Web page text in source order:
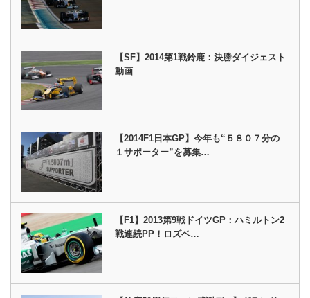
【SF】2014第1戦鈴鹿：決勝ダイジェスト
動画
【2014F1日本GP】今年も“５８０７分の
１サポーター”を募集…
【F1】2013第9戦ドイツGP：ハミルトン2
戦連続PP！ロズベ…